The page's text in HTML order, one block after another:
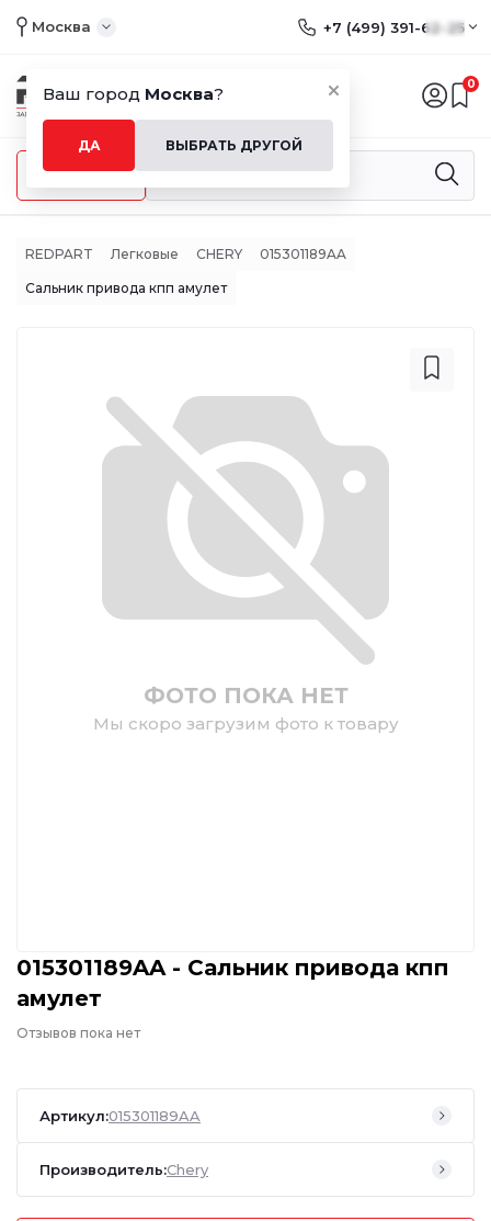
Ваш город Москва?
ДА ВЫБРАТЬ ДРУГОЙ
Москва +7 (499) 391-62-25
0
Меню
REDPART Легковые CHERY 015301189AA
Сальник привода кпп амулет
ФОТО ПОКА НЕТ
Мы скоро загрузим фото к товару
015301189AA - Сальник привода кпп
амулет
Отзывов пока нет
Артикул:015301189AA
Производитель:Chery